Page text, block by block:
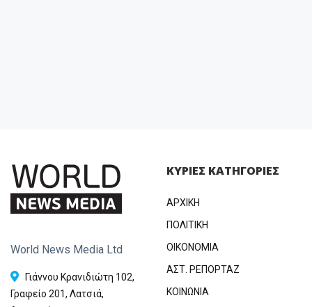
World News Media Ltd
Γιάννου Κρανιδιώτη 102,
Γραφείο 201, Λατσιά,
ΚΥΡΙΕΣ ΚΑΤΗΓΟΡΙΕΣ
ΑΡΧΙΚΗ
ΠΟΛΙΤΙΚΗ
OIKONOMIA
ΑΣΤ. ΡΕΠΟΡΤΑΖ
ΚΟΙΝΩΝΙΑ